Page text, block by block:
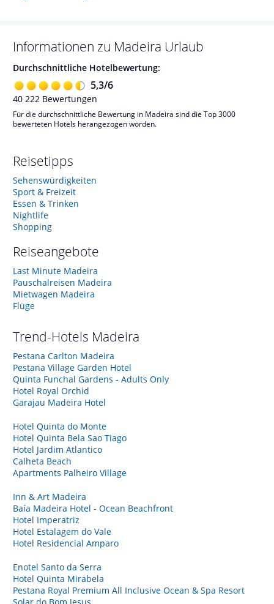
Informationen zu Madeira Urlaub
Durchschnittliche Hotelbewertung:
5,3/6
40 222 Bewertungen
Für die durchschnittliche Bewertung in Madeira sind die Top 3000
bewerteten Hotels herangezogen worden.
Reisetipps
Sehenswürdigkeiten
Sport & Freizeit
Essen & Trinken
Nightlife
Shopping
Reiseangebote
Last Minute Madeira
Pauschalreisen Madeira
Mietwagen Madeira
Flüge
Trend-Hotels Madeira
Pestana Carlton Madeira
Pestana Village Garden Hotel
Quinta Funchal Gardens - Adults Only
Hotel Royal Orchid
Garajau Madeira Hotel
Hotel Quinta do Monte
Hotel Quinta Bela Sao Tiago
Hotel Jardim Atlantico
Calheta Beach
Apartments Palheiro Village
Inn & Art Madeira
Baía Madeira Hotel - Ocean Beachfront
Hotel Imperatriz
Hotel Estalagem do Vale
Hotel Residencial Amparo
Enotel Santo da Serra
Hotel Quinta Mirabela
Pestana Royal Premium All Inclusive Ocean & Spa Resort